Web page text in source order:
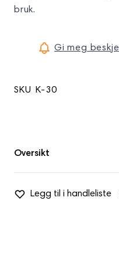
bruk.
Gi meg
SKU K-30
Oversikt
tilbehør laget av
Legg til i handleliste